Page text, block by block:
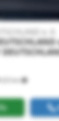
223 km